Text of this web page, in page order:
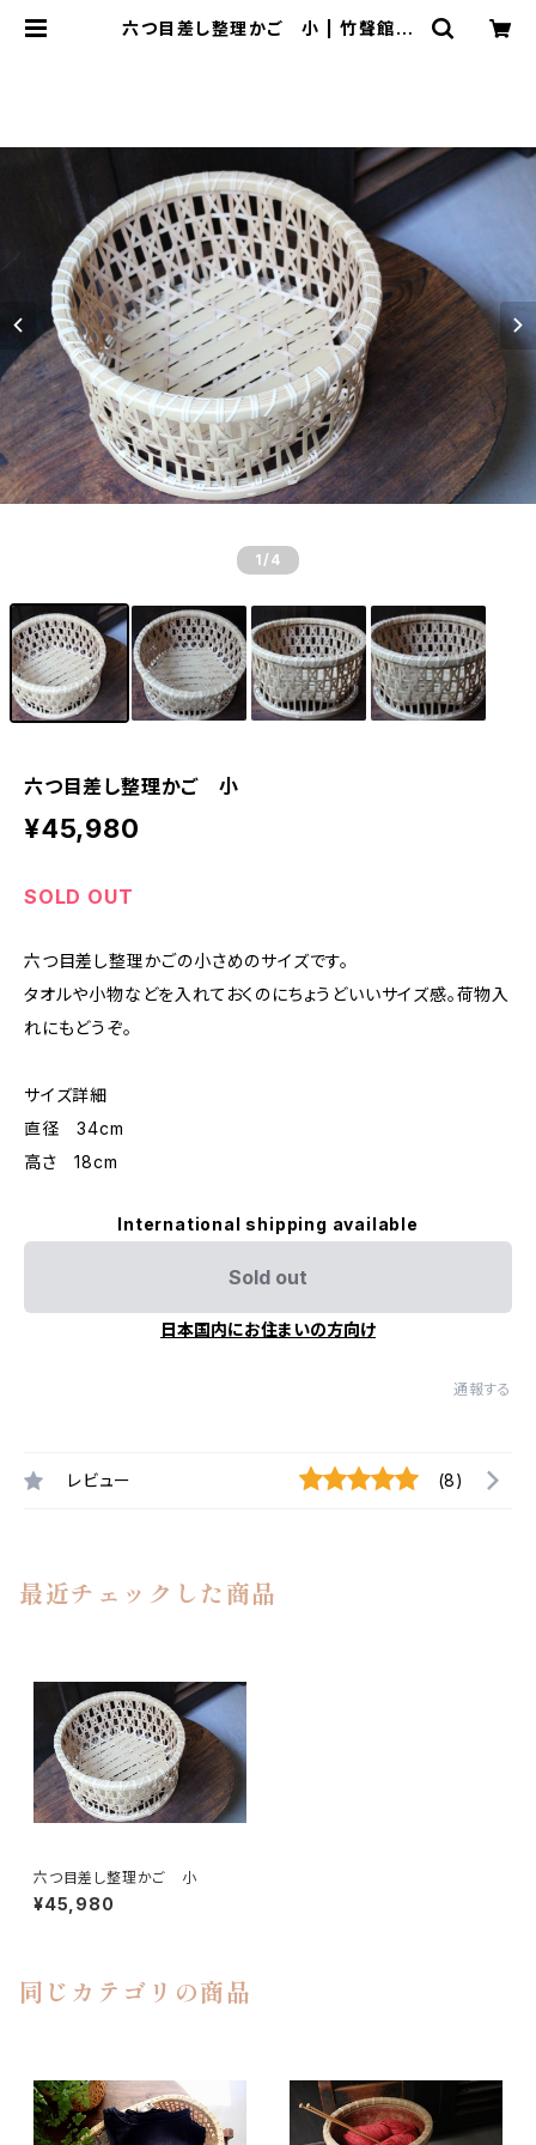
六つ目差し整理かご 小 | 竹聲館公
1 /4
六つ目差し整理かご 小
¥45,980
SOLD OUT
六つ目差し整理かごの小さめのサイズです。
タオルや小物などを入れておくのにちょうどいいサイズ感。荷物入
れにもどうぞ。
サイズ詳細
直径 34cm
高さ 18cm
International shipping available
Sold out
日本国内にお住まいの方向け
通報する
レビュー (8)
最近チェックした商品
六つ目差し整理かご 小
¥45,980
同じカテゴリの商品